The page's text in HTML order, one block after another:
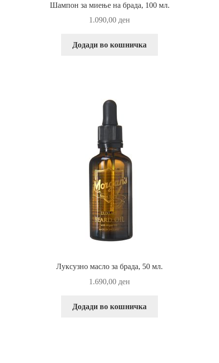
Шампон за миење на брада, 100 мл.
1.090,00 ден
Додади во кошничка
Луксузно масло за брада, 50 мл.
1.690,00 ден
Додади во кошничка